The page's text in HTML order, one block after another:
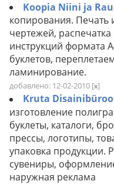
Koopia Niini ja
копирования. Печать
чертежей,
инструкций формата
буклетов,
ламинирование.
добавлено: 12-02-2010 [x]
Kruta Disainibüroo
изготовление
буклеты, каталоги,
прессы, логотипы,
упаковка продукции.
сувениры,
наружная реклама